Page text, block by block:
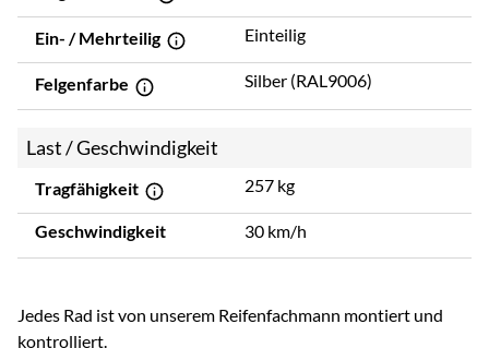
Ein- / Mehrteilig Einteilig
Felgenfarbe Silber (RAL9006)
Last / Geschwindigkeit
Tragfähigkeit 257 kg
Geschwindigkeit 30 km/h
Jedes Rad ist von unserem Reifenfachmann montiert und
kontrolliert.